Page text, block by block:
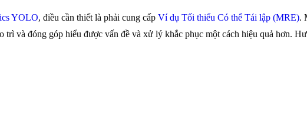
YOLO, điều cần thiết là phải cung cấp Ví dụ Tối thiểu Có thể Tái lập (MRE).
và đóng góp hiểu được vấn đề và xử lý khắc phục một cách hiệu quả hơn.